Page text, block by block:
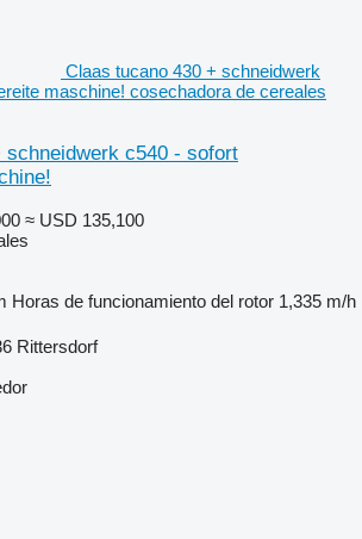
Claas tucano 430 + schneidwerk
maschine! cosechadora de cereales
schneidwerk c540 - sofort
≈ USD 135,100
Horas de funcionamiento del rotor 1,335 m/h
Rittersdorf